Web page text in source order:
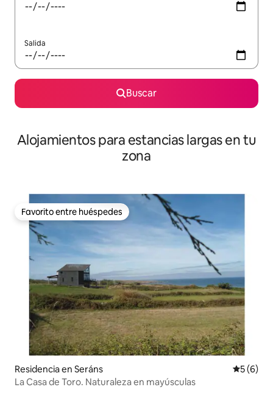
Salida
Buscar
Alojamientos para estancias largas en tu
zona
Favorito entre huéspedes
Favorito entre huéspedes
Residencia en Seráns
5 (6)
La Casa de Toro. Naturaleza en mayúsculas